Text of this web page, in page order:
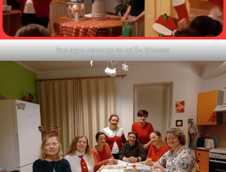
Pani Agata odczytuje list od Św. Mikołaja